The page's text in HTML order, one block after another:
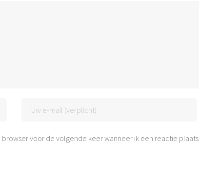
voor de volgende keer wanneer ik een reactie plaats.